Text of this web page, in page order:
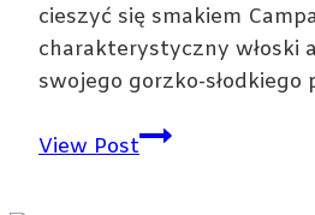
cieszyć się smakiem
charakterystyczny włoski
swojego gorzko-słodkiego
View PostZ